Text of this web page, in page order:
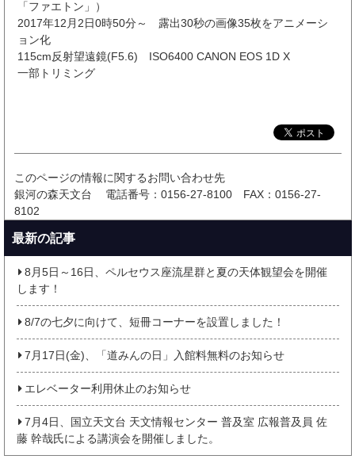
「ファエトン」）
2017年12月2日0時50分～ 露出30秒の画像35枚をアニメーシ
ョン化
115cm反射望遠鏡(F5.6) ISO6400 CANON EOS 1D X
一部トリミング
このページの情報に関するお問い合わせ先
銀河の森天文台
電話番号：0156-27-8100
FAX：0156-27-
8102
最新の記事
8月5日～16日、ペルセウス座流星群と夏の天体観望会を開催
します！
8/7の七夕に向けて、短冊コーナーを設置しました！
7月17日(金)、「道みんの日」入館料無料のお知らせ
エレベーター利用休止のお知らせ
7月4日、国立天文台 天文情報センター 普及室 広報普及員 佐
藤 幹哉氏による講演会を開催しました。